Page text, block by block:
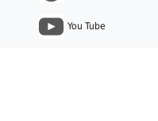
You Tube